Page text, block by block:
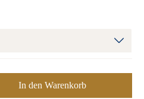
In den Warenkorb